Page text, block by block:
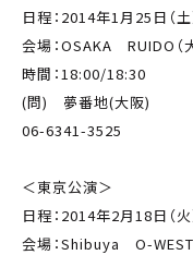
日程：2014年1月25日（土
会場：OSAKA RUIDO（
時間：18:00/18:30
(問) 夢番地(大阪)
06-6341-3525
＜東京公演＞
日程：2014年2月18日（火
会場：Shibuya O-WEST